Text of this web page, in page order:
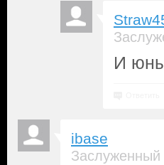
И
ibase
Заслуженный